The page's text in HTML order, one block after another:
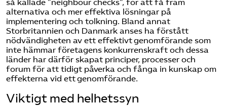
så kallade ”neighbour checks”, för att få fram
alternativa och mer effektiva lösningar på
implementering och tolkning. Bland annat
Storbritannien och Danmark anses ha förstått
nödvändigheten av ett effektivt genomförande som
inte hämmar företagens konkurrenskraft och dessa
länder har därför skapat principer, processer och
forum för att tidigt påverka och fånga in kunskap om
effekterna vid ett genomförande.
Viktigt med helhetssyn